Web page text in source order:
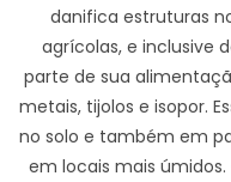
danifica estruturas
agrícolas, e inclusive
parte de sua
metais, tijolos e isopor.
no solo e também em
em locais mais úmidos.